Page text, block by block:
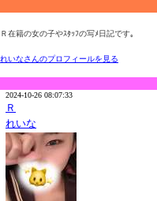
Ｒ在籍の女の子やｽﾀｯﾌの写ﾒ日記です｡
れいなさんのプロフィールを見る
2024-10-26 08:07:33
Ｒ
れいな